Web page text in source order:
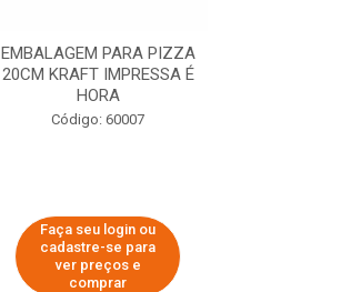
EMBALAGEM PARA PIZZA
20CM KRAFT IMPRESSA É
HORA
Código: 60007
Faça seu login ou
cadastre-se para
ver preços e
comprar